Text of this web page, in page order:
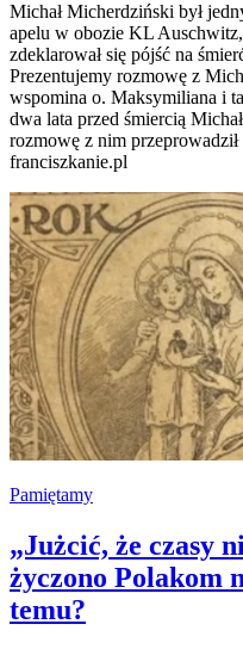
Michał Micherdziński był
apelu w obozie KL
zdeklarował się pójść na
Prezentujemy rozmowę z
wspomina o. Maksymiliana i
dwa lata przed śmiercią
rozmowę z nim
franciszkanie.pl
Pamiętamy
„Jużcić, że czasy
życzono Polakom
temu?